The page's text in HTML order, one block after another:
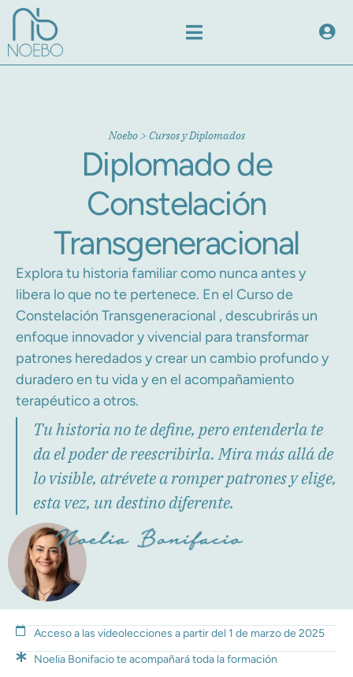
Noebo> Cursos y Diplomados
Diplomado de
Constelación
Transgeneracional
Explora tu historia familiar como nunca antes y
libera lo que no te pertenece. En el Curso de
Constelación Transgeneracional , descubrirás un
enfoque innovador y vivencial para transformar
patrones heredados y crear un cambio profundo y
duradero en tu vida y en el acompañamiento
terapéutico a otros.
Tu historia no te define, pero entenderla te
da el poder de reescribirla. Mira más allá de
lo visible, atrévete a romper patrones y elige,
esta vez, un destino diferente.
Acceso a las videolecciones a partir del 1 de marzo de 2025
Noelia Bonifacio te acompañará toda la formación